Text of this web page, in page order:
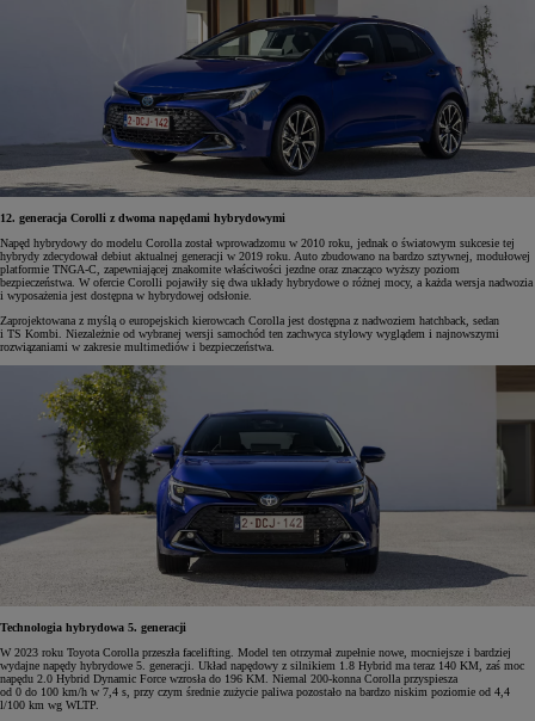
12. generacja Corolli z dwoma napędami hybrydowymi
Napęd hybrydowy do modelu Corolla został wprowadzomu w 2010 roku, jednak o światowym sukcesie tej
hybrydy zdecydował debiut aktualnej generacji w 2019 roku. Auto zbudowano na bardzo sztywnej, modułowej
platformie TNGA-C, zapewniającej znakomite właściwości jezdne oraz znacząco wyższy poziom
bezpieczeństwa. W ofercie Corolli pojawiły się dwa układy hybrydowe o różnej mocy, a każda wersja nadwozia
i wyposażenia jest dostępna w hybrydowej odsłonie.
Zaprojektowana z myślą o europejskich kierowcach Corolla jest dostępna z nadwoziem hatchback, sedan
i TS Kombi. Niezależnie od wybranej wersji samochód ten zachwyca stylowy wyglądem i najnowszymi
rozwiązaniami w zakresie multimediów i bezpieczeństwa.
Technologia hybrydowa 5. generacji
W 2023 roku Toyota Corolla przeszła facelifting. Model ten otrzymał zupełnie nowe, mocniejsze i bardziej
wydajne napędy hybrydowe 5. generacji. Układ napędowy z silnikiem 1.8 Hybrid ma teraz 140 KM, zaś moc
napędu 2.0 Hybrid Dynamic Force wzrosła do 196 KM. Niemal 200-konna Corolla przyspiesza
od 0 do 100 km/h w 7,4 s, przy czym średnie zużycie paliwa pozostało na bardzo niskim poziomie od 4,4
l/100 km wg WLTP.